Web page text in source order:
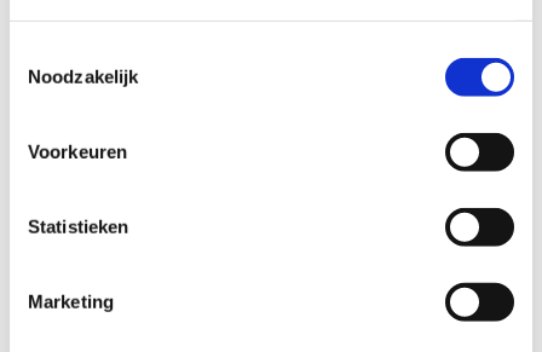
Noodzakelijk
Voorkeuren
Statistieken
Marketing
Tennisarm
Ischias
Frozen shoulder
Kniepijn